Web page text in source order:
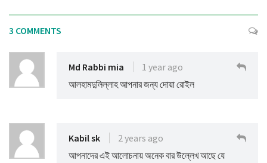
3 COMMENTS
Md Rabbi mia
1 year ago
আলহামদুলিল্লাহ আপনার জন্য দোয়া রোইল
Kabil sk
2 years ago
আপনাদের এই আলোচনায় অনেক বার উল্লেখ আছে যে